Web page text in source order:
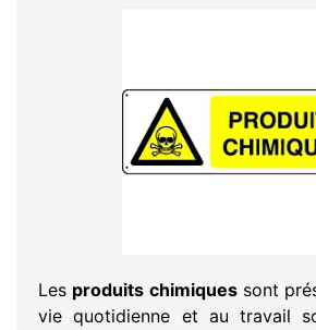
Les produits chimiquessont
vie quotidienne et au travail